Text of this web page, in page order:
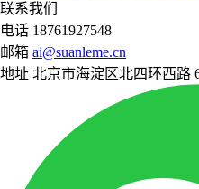
联系我们
电话 18761927548
邮箱 ai@suanleme.cn
地址 北京市海淀区北四环西路